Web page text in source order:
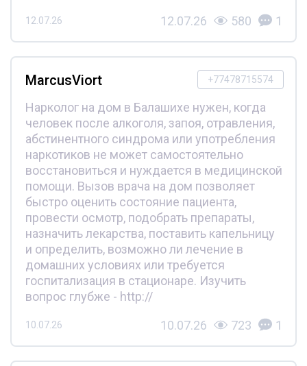
12.07.26 12.07.26 580 1
+77478715574
MarcusViort
Нарколог на дом в Балашихе нужен, когда
человек после алкоголя, запоя, отравления,
абстинентного синдрома или употребления
наркотиков не может самостоятельно
восстановиться и нуждается в медицинской
помощи. Вызов врача на дом позволяет
быстро оценить состояние пациента,
провести осмотр, подобрать препараты,
назначить лекарства, поставить капельницу
и определить, возможно ли лечение в
домашних условиях или требуется
госпитализация в стационаре. Изучить
вопрос глубже - http://
10.07.26 10.07.26 723 1